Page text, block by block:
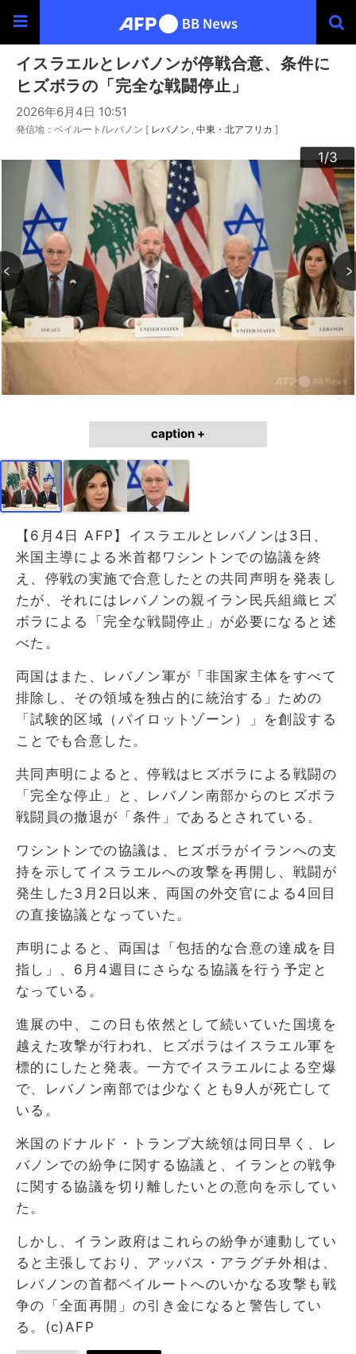
イスラエルとレバノンが停戦合意、条件に
ヒズボラの「完全な戦闘停止」
2026年6月4日 10:51
発信地：ベイルート/レバノン [ レバノン 中東・北アフリカ ]
1/3
2/3
3/3
caption +
【6月4日 AFP】イスラエルとレバノンは3日、
米国主導による米首都ワシントンでの協議を終
え、停戦の実施で合意したとの共同声明を発表し
たが、それにはレバノンの親イラン民兵組織ヒズ
ボラによる「完全な戦闘停止」が必要になると述
べた。
両国はまた、レバノン軍が「非国家主体をすべて
排除し、その領域を独占的に統治する」ための
「試験的区域（パイロットゾーン）」を創設する
ことでも合意した。
共同声明によると、停戦はヒズボラによる戦闘の
「完全な停止」と、レバノン南部からのヒズボラ
戦闘員の撤退が「条件」であるとされている。
ワシントンでの協議は、ヒズボラがイランへの支
持を示してイスラエルへの攻撃を再開し、戦闘が
発生した3月2日以来、両国の外交官による4回目
の直接協議となっていた。
声明によると、両国は「包括的な合意の達成を目
指し」、6月4週目にさらなる協議を行う予定と
なっている。
進展の中、この日も依然として続いていた国境を
越えた攻撃が行われ、ヒズボラはイスラエル軍を
標的にしたと発表。一方でイスラエルによる空爆
で、レバノン南部では少なくとも9人が死亡して
いる。
米国のドナルド・トランプ大統領は同日早く、レ
バノンでの紛争に関する協議と、イランとの戦争
に関する協議を切り離したいとの意向を示してい
た。
しかし、イラン政府はこれらの紛争が連動してい
ると主張しており、アッバス・アラグチ外相は、
レバノンの首都ベイルートへのいかなる攻撃も戦
争の「全面再開」の引き金になると警告してい
る。(c)AFP